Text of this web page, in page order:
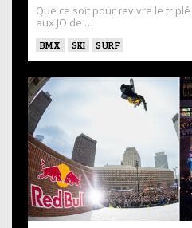
Que ce soit pour revivre le
aux JO de …
BMX SKI SURF